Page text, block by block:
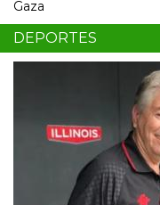
Gaza
DEPORTES